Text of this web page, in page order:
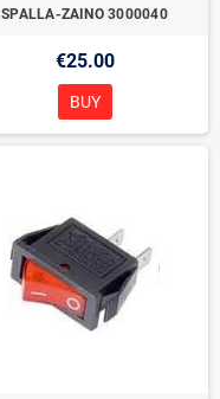
SPALLA-ZAINO 3000040
€25.00
BUY